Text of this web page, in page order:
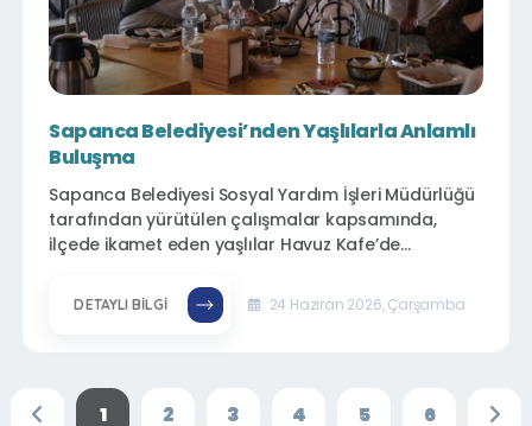
Sapanca Belediyesi’nden Yaşlılarla Anlamlı
Buluşma
Sapanca Belediyesi Sosyal Yardım İşleri Müdürlüğü
tarafından yürütülen çalışmalar kapsamında,
ilçede ikamet eden yaşlılar Havuz Kafe’de
DETAYLI BILGI 24 Haziran 2026, Çarşamba
1 2 3 4 5 6